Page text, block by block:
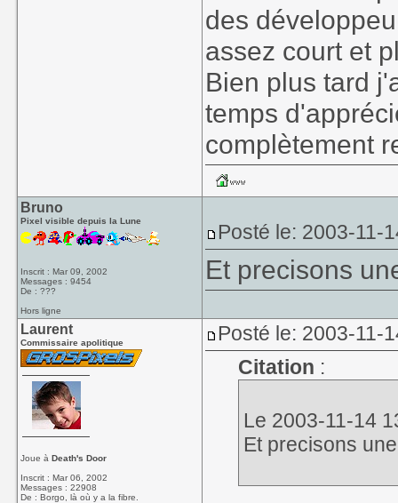
des
assez court et
Bien plus tard
temps
complètement
Bruno
Pixel visible depuis la Lune
Inscrit : Mar 09, 2002
Messages : 9454
De : ???
Hors ligne
Posté le: 2003-11-
Et precisons
Laurent
Commissaire apolitique
Joue àDeath's Door
Inscrit : Mar 06, 2002
Messages : 22908
De : Borgo, là où y a la fibre.
Posté le: 2003-11-
Citation :
Le 2003-11-14
Et precisons